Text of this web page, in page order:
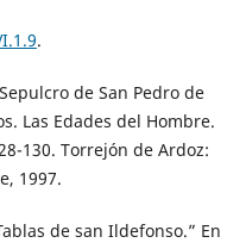
.
de San Pedro de
Las Edades del Hombre.
130. Torrejón de Ardoz:
1997.
de san Ildefonso.” En